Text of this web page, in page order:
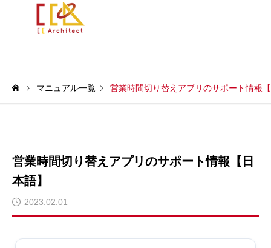
マニュアル一覧 営業時間切り替えアプリのサポート情報
営業時間切り替えアプリのサポート情報【日
本語】
2023.02.01